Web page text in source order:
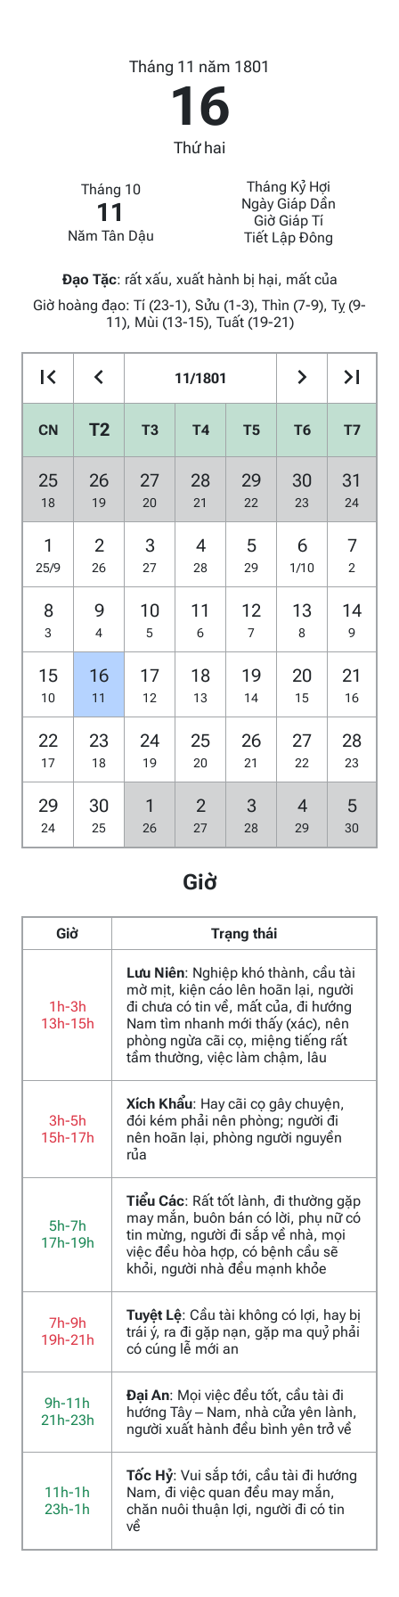
Tháng 11 năm 1801
16
Thứ hai
Tháng 10
11
Năm Tân Dậu
Tháng Kỷ Hợi
Ngày Giáp Dần
Giờ Giáp Tí
Tiết Lập Đông
Đạo Tặc: rất xấu, xuất hành bị hại, mất của
Giờ hoàng đạo: Tí (23-1), Sửu (1-3), Thìn (7-9), Tỵ (9-
11), Mùi (13-15), Tuất (19-21)
11/1801
CN T2 T3 T4 T5 T6 T7
25
18
26
19
27
20
28
21
29
22
30
23
31
24
1
25/9
2
26
3
27
4
28
5
29
6
1/10
7
2
8
3
9
4
10
5
11
6
12
7
13
8
14
9
15
10
16
11
17
12
18
13
19
14
20
15
21
16
22
17
23
18
24
19
25
20
26
21
27
22
28
23
29
24
30
25
1
26
2
27
3
28
4
29
5
30
Giờ
Giờ Trạng thái
1h-3h
13h-15h
Lưu Niên: Nghiệp khó thành, cầu tài
mờ mịt, kiện cáo lên hoãn lại, người
đi chưa có tin về, mất của, đi hướng
Nam tìm nhanh mới thấy (xác), nên
phòng ngừa cãi cọ, miệng tiếng rất
tầm thường, việc làm chậm, lâu
3h-5h
15h-17h
Xích Khẩu: Hay cãi cọ gây chuyện,
đói kém phải nên phòng; người đi
nên hoãn lại, phòng người nguyền
rủa
5h-7h
17h-19h
Tiểu Các: Rất tốt lành, đi thường gặp
may mắn, buôn bán có lời, phụ nữ có
tin mừng, người đi sắp về nhà, mọi
việc đều hòa hợp, có bệnh cầu sẽ
khỏi, người nhà đều mạnh khỏe
7h-9h
19h-21h
Tuyệt Lệ: Cầu tài không có lợi, hay bị
trái ý, ra đi gặp nạn, gặp ma quỷ phải
có cúng lễ mới an
9h-11h
21h-23h
Đại An: Mọi việc đều tốt, cầu tài đi
hướng Tây – Nam, nhà cửa yên lành,
người xuất hành đều bình yên trở về
11h-1h
23h-1h
Tốc Hỷ: Vui sắp tới, cầu tài đi hướng
Nam, đi việc quan đều may mắn,
chăn nuôi thuận lợi, người đi có tin
về